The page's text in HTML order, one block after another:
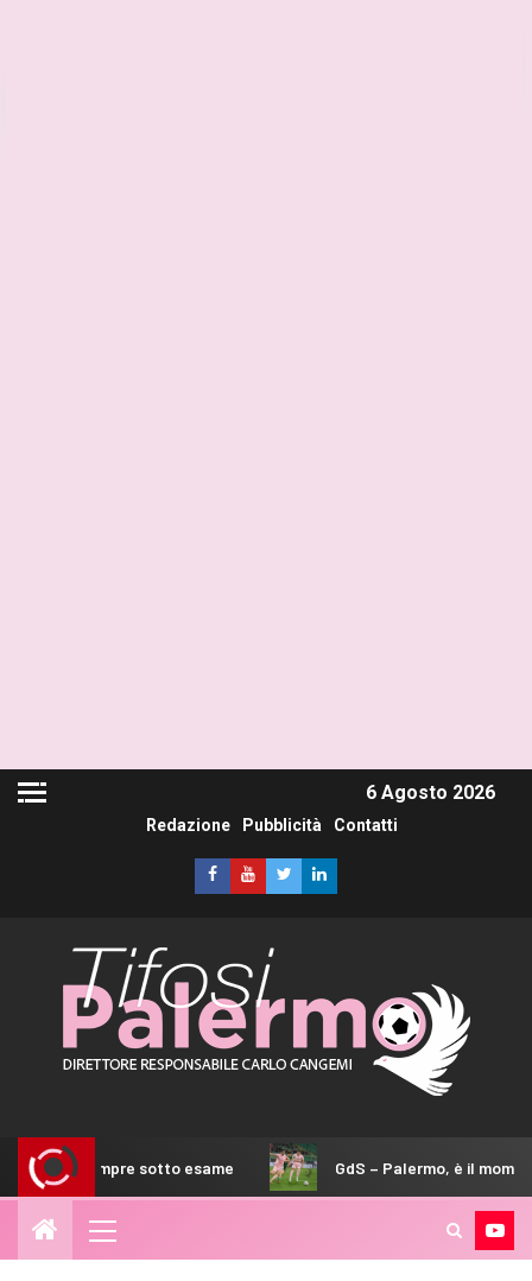
6 Agosto 2026
Redazione Pubblicità Contatti
sotto esame GdS – Palermo, è il momento di